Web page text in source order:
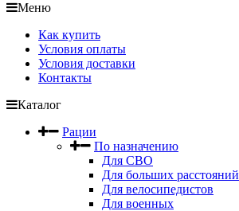
Меню
Как купить
Условия оплаты
Условия доставки
Контакты
Каталог
Рации
По назначению
Для СВО
Для больших расстояний
Для велосипедистов
Для военных